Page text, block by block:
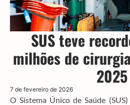
SUS teve
milhões de
2025
7 de fevereiro de 2026
O Sistema Único de Saúde